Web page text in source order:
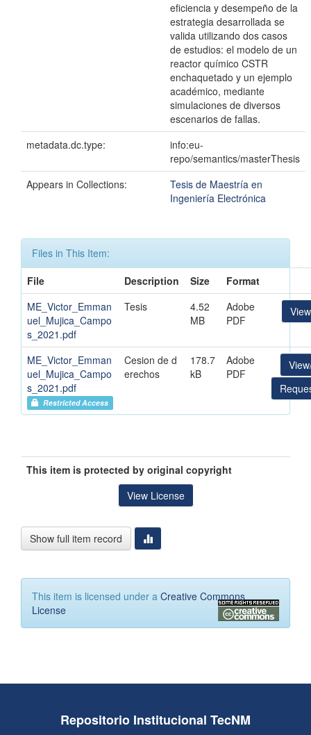
eficiencia y desempeño de la
estrategia desarrollada se
valida utilizando dos casos
de estudios: el modelo de un
reactor químico CSTR
enchaquetado y un ejemplo
académico, mediante
simulaciones de diversos
escenarios de fallas.
metadata.dc.type:
info:eu-
repo/semantics/masterThesis
Appears in Collections:
Tesis de Maestría en
Ingeniería Electrónica
Files in This Item:
File
Description Size
Format
ME_Victor_Emman
uel_Mujica_Campo
s_2021.pdf
Tesis
4.52
MB
Adobe
PDF
ME_Victor_Emman
uel_Mujica_Campo
s_2021.pdf
Restricted Access
Cesion de d
erechos
178.7
kB
Adobe
PDF
This item is protected by original copyright
View License
Show full item record
This item is licensed under a Creative Commons
License
Repositorio Institucional TecNM